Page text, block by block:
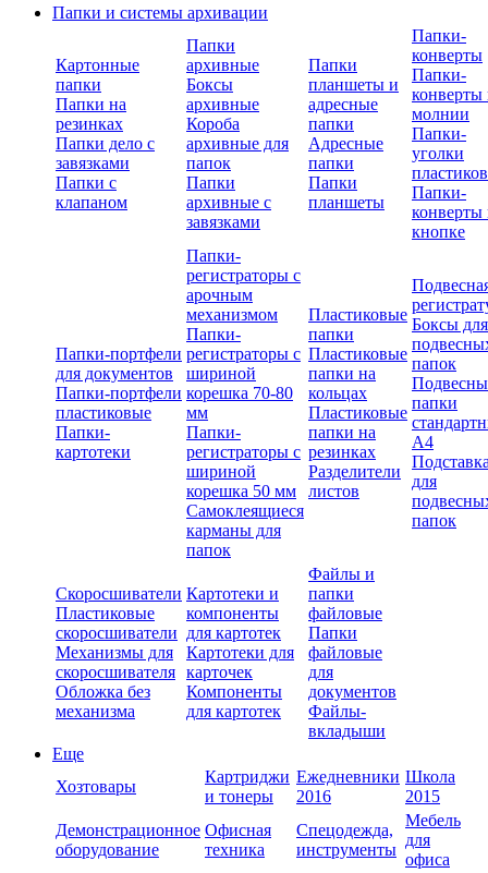
Папки и системы архивации
Картонные
папки
Папки на
резинках
Папки дело с
завязками
Папки с
клапаном
Папки
архивные
Боксы
архивные
Короба
архивные для
папок
Папки
архивные с
завязками
Папки
планшеты и
адресные
папки
Адресные
папки
Папки
планшеты
Папки-
конверты
Папки-
конверты
молнии
Папки-
уголки
Папки-
конверты
кнопке
Папки-портфели
для документов
Папки-портфели
пластиковые
Папки-
картотеки
Папки-
регистраторы с
арочным
механизмом
Папки-
регистраторы с
шириной
корешка 70-80
мм
Папки-
регистраторы с
шириной
корешка 50 мм
Самоклеящиеся
карманы для
папок
Пластиковые
папки
Пластиковые
папки на
кольцах
Пластиковые
папки на
резинках
Разделители
листов
Боксы для
папок
папки
А4
для
папок
Скоросшиватели
Пластиковые
скоросшиватели
Механизмы для
скоросшивателя
Обложка без
механизма
Картотеки и
компоненты
для картотек
Картотеки для
карточек
Компоненты
для картотек
Файлы и
папки
файловые
Папки
файловые
для
документов
Файлы-
вкладыши
Еще
Хозтовары
Картриджи
и тонеры
Ежедневники
2016
Школа
2015
Демонстрационное
оборудование
Офисная
техника
Спецодежда,
инструменты
Мебель
для
офиса